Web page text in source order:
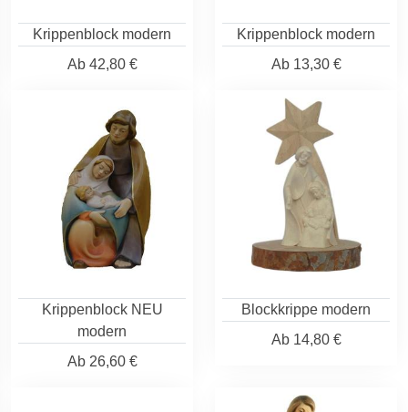
Krippenblock modern
Ab42,80 €
Krippenblock modern
Ab13,30 €
Krippenblock NEU
modern
Ab26,60 €
Blockkrippe modern
Ab14,80 €